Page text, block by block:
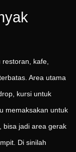
kafe,
Area utama
kursi untuk
memaksakan untuk
bisa jadi area gerak
Di sinilah